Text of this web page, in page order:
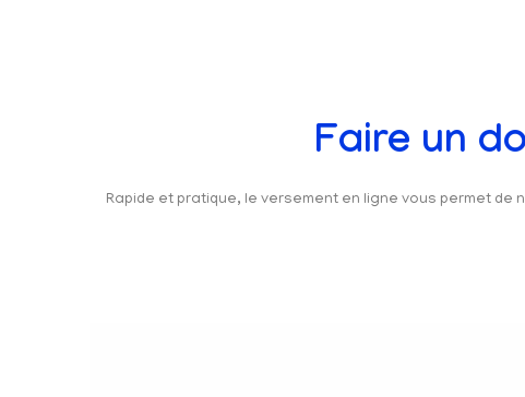
Faire un
Rapide et pratique, le versement en ligne vous permet